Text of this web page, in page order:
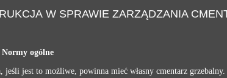
W SPRAWIE ZARZĄDZANIA
Normy ogólne
jeśli jest to możliwe, powinna mieć własny cmentarz grzebalny.